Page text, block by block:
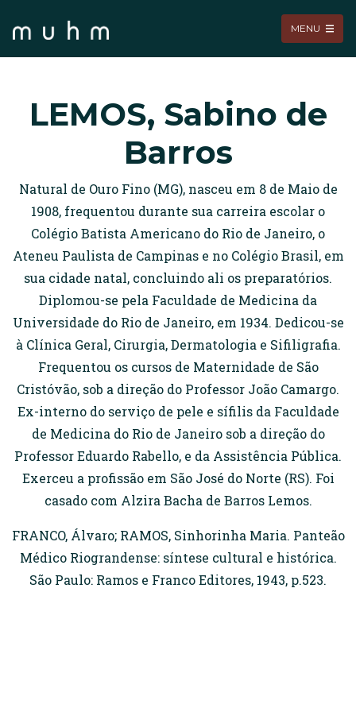
MENU
LEMOS, Sabino de
Barros
Natural de Ouro Fino (MG), nasceu em 8 de Maio de
1908, frequentou durante sua carreira escolar o
Colégio Batista Americano do Rio de Janeiro, o
Ateneu Paulista de Campinas e no Colégio Brasil, em
sua cidade natal, concluindo ali os preparatórios.
Diplomou-se pela Faculdade de Medicina da
Universidade do Rio de Janeiro, em 1934. Dedicou-se
à Clínica Geral, Cirurgia, Dermatologia e Sifiligrafia.
Frequentou os cursos de Maternidade de São
Cristóvão, sob a direção do Professor João Camargo.
Ex-interno do serviço de pele e sífilis da Faculdade
de Medicina do Rio de Janeiro sob a direção do
Professor Eduardo Rabello, e da Assistência Pública.
Exerceu a profissão em São José do Norte (RS). Foi
casado com Alzira Bacha de Barros Lemos.
FRANCO, Álvaro; RAMOS, Sinhorinha Maria. Panteão
Médico Riograndense: síntese cultural e histórica.
São Paulo: Ramos e Franco Editores, 1943, p.523.